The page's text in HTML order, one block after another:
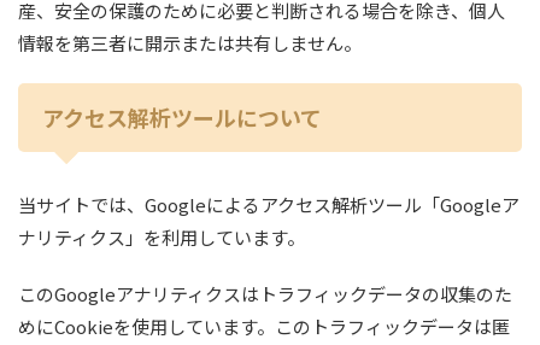
産、安全の保護のために必要と判断される場合を除き、個人
情報を第三者に開示または共有しません。
アクセス解析ツールについて
当サイトでは、Googleによるアクセス解析ツール「Googleア
ナリティクス」を利用しています。
このGoogleアナリティクスはトラフィックデータの収集のた
めにCookieを使用しています。このトラフィックデータは匿